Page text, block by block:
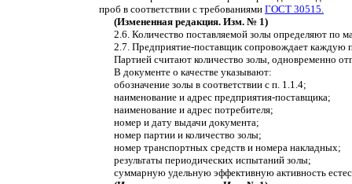
проб в соответствии с требованиями ГОСТ 30515.
(Измененная редакция. Изм. № 1)
2.6. Количество поставляемой золы определяют по
2.7. Предприятие-поставщик сопровождает каждую
Партией считают количество золы, одновременно
В документе о качестве указывают:
обозначение золы в соответствии с п. 1.1.4;
наименование и адрес предприятия-поставщика;
наименование и адрес потребителя;
номер и дату выдачи документа;
номер партии и количество золы;
номер транспортных средств и номера накладных;
результаты периодических испытаний золы;
суммарную удельную эффективную активность